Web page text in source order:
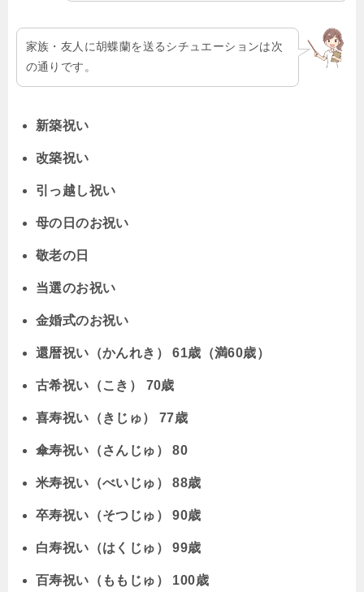
家族・友人に胡蝶蘭を送るシチュエーションは次
の通りです。
新築祝い
改築祝い
引っ越し祝い
母の日のお祝い
敬老の日
当選のお祝い
金婚式のお祝い
還暦祝い（かんれき） 61歳（満60歳）
古希祝い（こき） 70歳
喜寿祝い（きじゅ） 77歳
傘寿祝い（さんじゅ） 80
米寿祝い（べいじゅ） 88歳
卒寿祝い（そつじゅ） 90歳
白寿祝い（はくじゅ） 99歳
百寿祝い（ももじゅ） 100歳